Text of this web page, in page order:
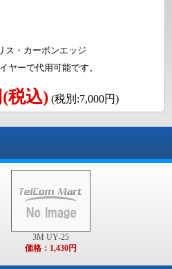
ス・カーボンエッジ
ヤーで代用可能です。
税込)(税別:7,000円)
3M UY-25
価格：1,430円